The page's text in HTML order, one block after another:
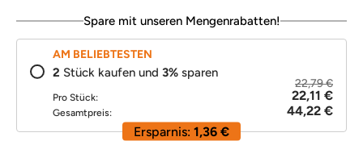
Spare mit unseren Mengenrabatten!
AM BELIEBTESTEN
2 Stück kaufen und 3% sparen
Pro Stück:
22,79 €
22,11 €
Gesamtpreis:
44,22 €
Ersparnis: 1,36 €